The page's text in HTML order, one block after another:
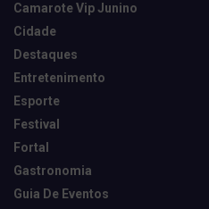
Camarote Vip Junino
Cidade
Destaques
Entretenimento
Esporte
Festival
Fortal
Gastronomia
Guia De Eventos